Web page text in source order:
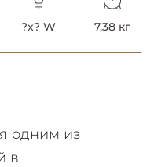
?x? W 7,38 кг
одним из
в